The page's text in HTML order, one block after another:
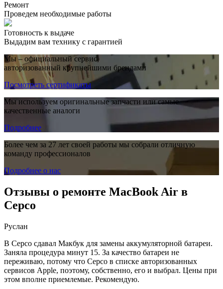
Ремонт
Проведем необходимые работы
Готовность к выдаче
Выдадим вам технику с гарантией
Мы – официальный сервис,
авторизованный крупнейшими брендами
Посмотреть сертификаты
Мы используем оригинальные запчасти или самые
качественные аналоги
Подробнее
Более чем за 27 лет своей работы мы собрали отличную
команду профессионалов
Подробнее о нас
Отзывы о ремонте MacBook Air в
Серсо
Руслан
В Серсо сдавал Макбук для замены аккумуляторной батареи.
Заняла процедура минут 15. За качество батареи не
переживаю, потому что Серсо в списке авторизованных
сервисов Apple, поэтому, собственно, его и выбрал. Цены при
этом вполне приемлемые. Рекомендую.